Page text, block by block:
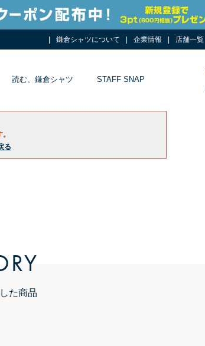
鎌倉シャツについて 企業情報 店舗一覧
読む、鎌倉シャツ STAFF SNAP
る
た商品